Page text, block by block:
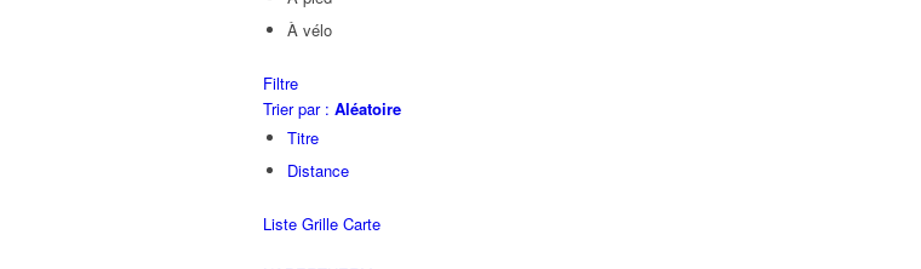
À vélo
Filtre
Trier par : Aléatoire
Titre
Distance
Liste Grille Carte